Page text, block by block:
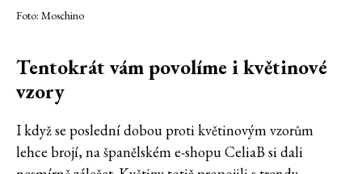
Foto: Moschino
Tentokrát vám povolíme i květinové
vzory
I když se poslední dobou proti květinovým vzorům
lehce brojí, na španělském e-shopu CeliaB si dali